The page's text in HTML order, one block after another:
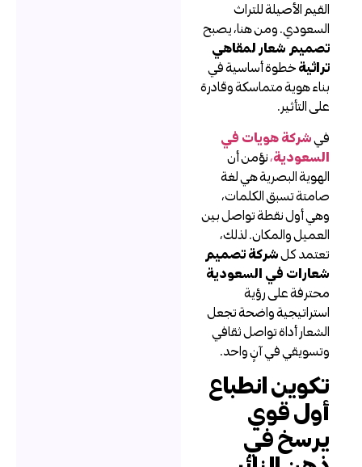
القيم الأصيلة للتراث
السعودي. ومن هنا، يصبح
تصميم شعار لمقاهي
خطوة أساسية في
بناء هوية متماسكة وقادرة
على التأثير.
شركة هويات في
السعودية،نؤمن أن
الهوية البصرية هي لغة
صامتة تسبق الكلمات،
وهي أول نقطة تواصل بين
العميل والمكان. لذلك،
تعتمد كلشركة تصميم
شعارات في السعودية
محترفة على رؤية
استراتيجية واضحة تجعل
الشعار أداة تواصل ثقافي
وتسويقي في آنٍ واحد.
تكوين انطباع
أول قوي
يرسخ في